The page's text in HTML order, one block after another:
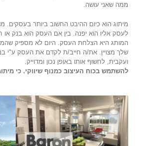
ממה שאני עושה.
מיתוג הוא כיום ההיבט החשוב ביותר בעסקים.
לעסק אליו הוא יפנה. בין אם העסק הוא בנק או
המותג היא הצלחת העסק. היום לא מספיק
שלך מצויין. את/ה חייב/ת לקדם את העסק ע"י
ועקבית, לחשוף אותו באופן נכון ומדוייק.
להשתמש בכוח העיצוב כמנוף שיווקי. כי